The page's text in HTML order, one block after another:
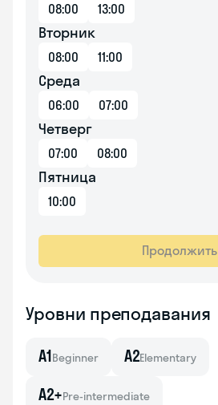
08:00 13:00
Вторник
08:00 11:00
Среда
06:00 07:00
Четверг
07:00 08:00
Пятница
10:00
Продолжить
Уровни преподавания
A1Beginner A2Elementary
A2+Pre-intermediate